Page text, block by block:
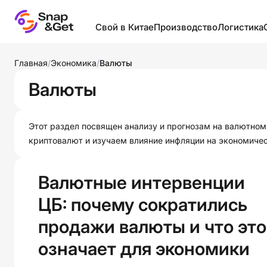
Свой в Китае
Образование в Китае
Полезное
Шелковый путь
Производство
посредники
Производство в разных
Промышленность
провинций Китая
Товары
Фабрики мира
Логистика
Склады и
Упаковка
Главная/Экономика/Валюты
Валюты
Этот раздел посвящен анализу и прогнозам на
криптовалют и изучаем влияние инфляции на
Валютные интервенции
ЦБ: почему сократились
продажи валюты и что это
означает для экономики